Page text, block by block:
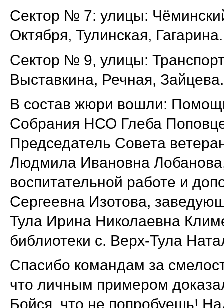
Сектор № 7: улицы:
Октября, Тулинская, Гагарина.
Сектор № 9, улицы:
Выставкина, Речная, Зайцева.
В состав жюри вошли:
Собрания НСО Глеба
Председатель Совета
Людмила Ивановна
воспитательной работе и
Сергеевна Изотова,
Тула Ирина Николаевна
библиотеки с. Верх-Тула
Спасибо командам за
что личным примером
Бойся, что не попробуешь!